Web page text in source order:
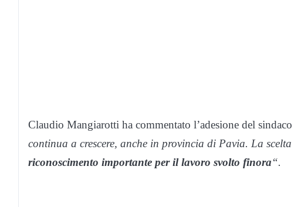
Claudio Mangiarotti ha commentato l’adesione del
continua a crescere, anche in provincia di Pavia. La
riconoscimento importante per il lavoro svolto finora“.